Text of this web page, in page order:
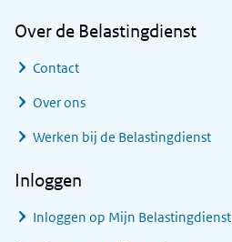
Over de Belastingdienst
Contact
Over ons
Werken bij de Belastingdienst
Inloggen
Inloggen op Mijn Belastingdienst